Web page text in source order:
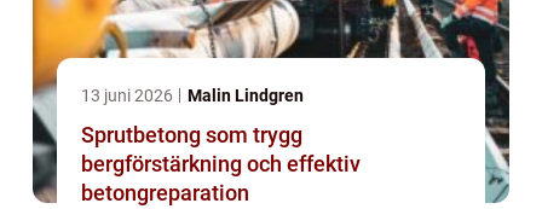
13 juni 2026 Malin Lindgren
Sprutbetong som trygg
bergförstärkning och effektiv
betongreparation